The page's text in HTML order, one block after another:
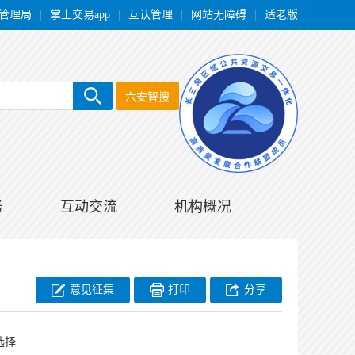
理局 掌上交易app 互认管理 网站无障碍 适老版
六安智搜
互动交流 机构概况
意见征集 分享
打印
择